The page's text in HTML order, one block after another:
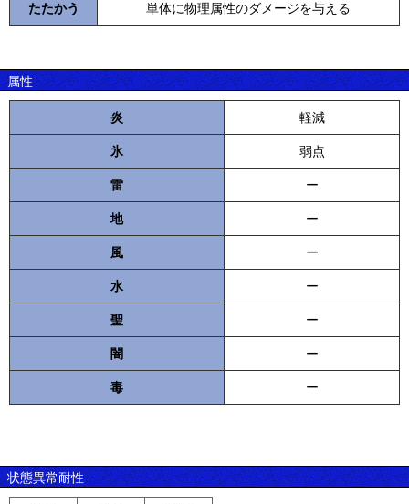
たたかう 単体に物理属性のダメージを与える
属性
炎 軽減
氷 弱点
雷 ー
地 ー
風 ー
水 ー
聖 ー
闇 ー
毒 ー
状態異常耐性